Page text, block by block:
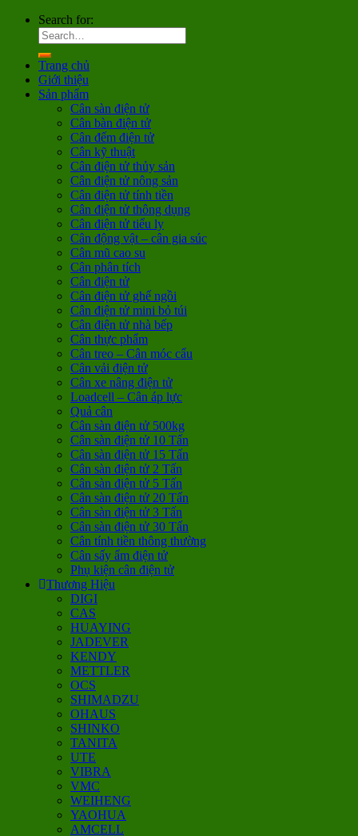
Search for:
Trang chủ
Giới thiệu
Sản phẩm
Cân sàn điện tử
Cân bàn điện tử
Cân đếm điện tử
Cân kỹ thuật
Cân điện tử thủy sản
Cân điện tử nông sản
Cân điện tử tính tiền
Cân điện tử thông dụng
Cân điện tử tiểu ly
Cân động vật – cân gia súc
Cân mũ cao su
Cân phân tích
Cân điện tử
Cân điện tử ghế ngồi
Cân điện tử mini bỏ túi
Cân điện tử nhà bếp
Cân thực phẩm
Cân treo – Cân móc cẩu
Cân vải điện tử
Cân xe nâng điện tử
Loadcell – Cân áp lực
Quả cân
Cân sàn điện tử 500kg
Cân sàn điện tử 10 Tấn
Cân sàn điện tử 15 Tấn
Cân sàn điện tử 2 Tấn
Cân sàn điện tử 5 Tấn
Cân sàn điện tử 20 Tấn
Cân sàn điện tử 3 Tấn
Cân sàn điện tử 30 Tấn
Cân tính tiền thông thường
Cân sấy ẩm điện tử
Phụ kiện cân điện tử
Thương Hiệu
DIGI
CAS
HUAYING
JADEVER
KENDY
METTLER
OCS
SHIMADZU
OHAUS
SHINKO
TANITA
UTE
VIBRA
VMC
WEIHENG
YAOHUA
AMCELL